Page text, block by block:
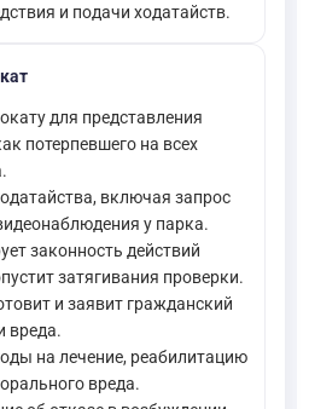
и подачи ходатайств.
для представления
потерпевшего на всех
включая запрос
у парка.
законность действий
затягивания проверки.
и заявит гражданский
вреда.
на лечение, реабилитацию
вреда.